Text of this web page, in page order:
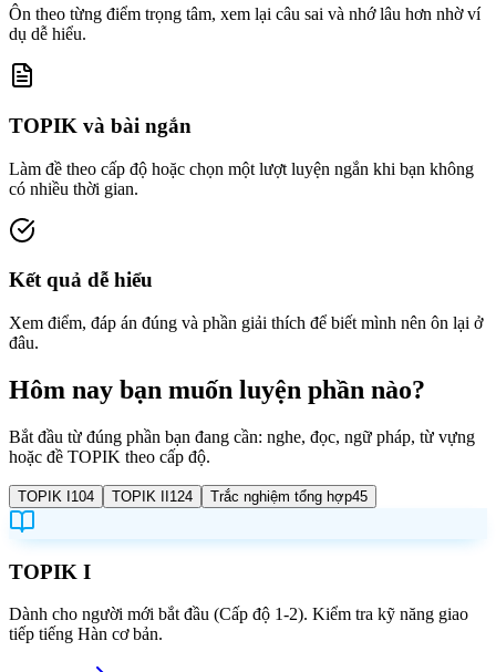
Ôn theo từng điểm trọng tâm, xem lại câu sai và nhớ lâu hơn nhờ ví
dụ dễ hiểu.
TOPIK và bài ngắn
Làm đề theo cấp độ hoặc chọn một lượt luyện ngắn khi bạn không
có nhiều thời gian.
Kết quả dễ hiểu
Xem điểm, đáp án đúng và phần giải thích để biết mình nên ôn lại ở
đâu.
Hôm nay bạn muốn luyện phần nào?
Bắt đầu từ đúng phần bạn đang cần: nghe, đọc, ngữ pháp, từ vựng
hoặc đề TOPIK theo cấp độ.
TOPIK I 104 TOPIK II 124 Trắc nghiệm tổng hợp45
TOPIK I
Dành cho người mới bắt đầu (Cấp độ 1-2). Kiểm tra kỹ năng giao
tiếp tiếng Hàn cơ bản.